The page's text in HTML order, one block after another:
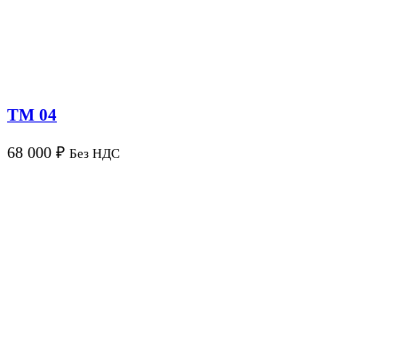
TM 04
68 000 ₽ Без НДС